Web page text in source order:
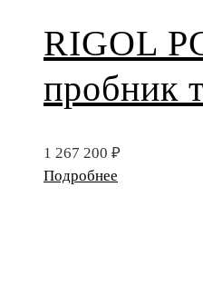
RIGOL
пробник
1 267 200 ₽
Подробнее